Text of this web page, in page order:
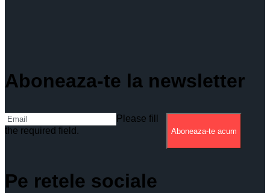
Aboneaza-te la newsletter
Please fill
the required field.
Aboneaza-te acum
Pe retele sociale